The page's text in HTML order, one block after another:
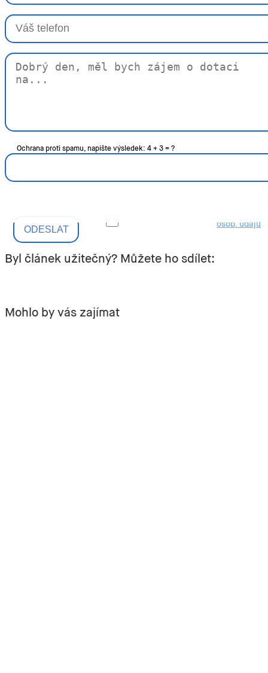
Ochrana proti spamu, napište výsledek: 4 + 3 = ?
osob. údajů
Byl článek užitečný? Můžete ho sdílet:
Mohlo by vás zajímat